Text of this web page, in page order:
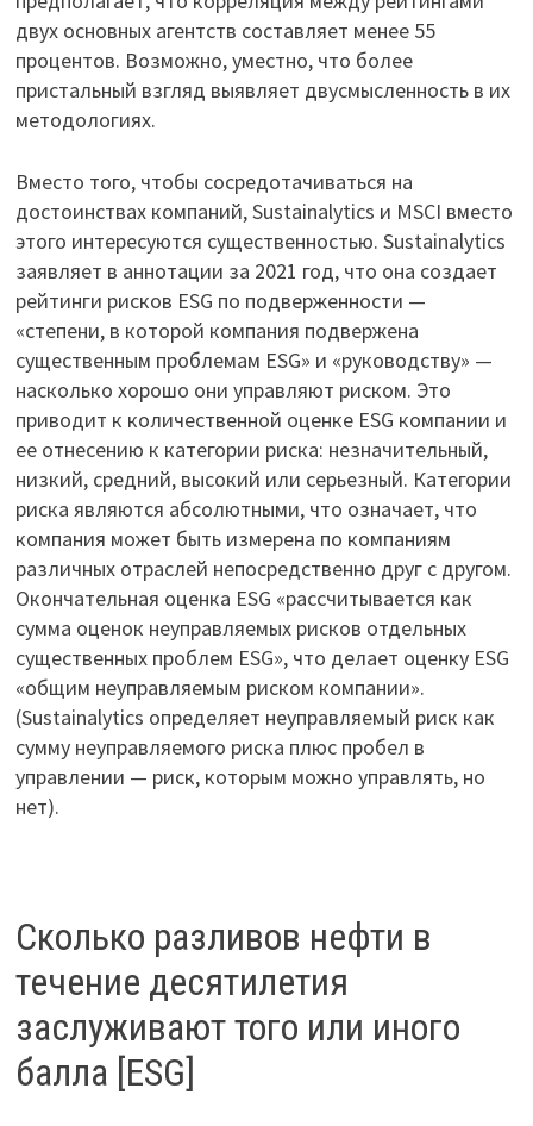
двух основных агентств составляет менее 55
процентов. Возможно, уместно, что более
пристальный взгляд выявляет двусмысленность в их
методологиях.
Вместо того, чтобы сосредотачиваться на
достоинствах компаний, Sustainalytics и MSCI вместо
этого интересуются существенностью. Sustainalytics
заявляет в аннотации за 2021 год, что она создает
рейтинги рисков ESG по подверженности —
«степени, в которой компания подвержена
существенным проблемам ESG» и «руководству» —
насколько хорошо они управляют риском. Это
приводит к количественной оценке ESG компании и
ее отнесению к категории риска: незначительный,
низкий, средний, высокий или серьезный. Категории
риска являются абсолютными, что означает, что
компания может быть измерена по компаниям
различных отраслей непосредственно друг с другом.
Окончательная оценка ESG «рассчитывается как
сумма оценок неуправляемых рисков отдельных
существенных проблем ESG», что делает оценку ESG
«общим неуправляемым риском компании».
(Sustainalytics определяет неуправляемый риск как
сумму неуправляемого риска плюс пробел в
управлении — риск, которым можно управлять, но
нет).
Сколько разливов нефти в
течение десятилетия
заслуживают того или иного
балла [ESG]